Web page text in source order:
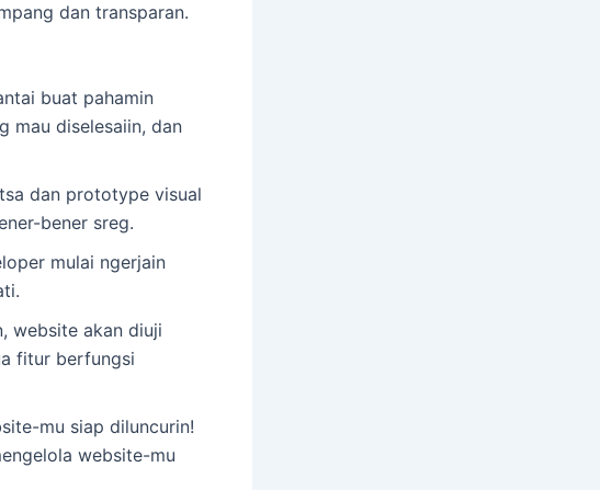
dan transparan.
buat pahamin
mau diselesaiin, dan
dan prototype visual
bener sreg.
mulai ngerjain
website akan diuji
fitur berfungsi
mu siap diluncurin!
website-mu